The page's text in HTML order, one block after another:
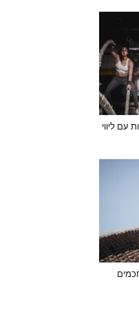
עם ליווי